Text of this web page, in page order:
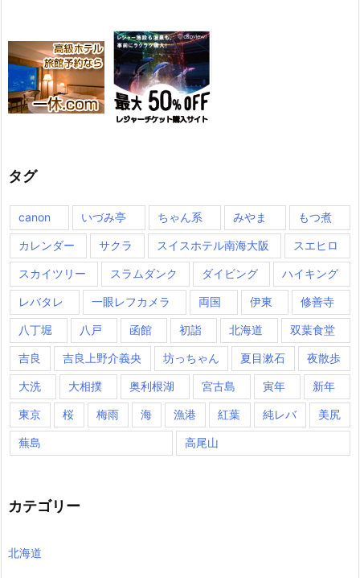
タグ
canon いづみ亭 ちゃん系 みやま もつ煮
カレンダー サクラ スイスホテル南海大阪 スエヒロ
スカイツリー スラムダンク ダイビング ハイキング
レバタレ 一眼レフカメラ 両国 伊東 修善寺
八丁堀 八戸 函館 初詣 北海道 双葉食堂
吉良 吉良上野介義央 坊っちゃん 夏目漱石 夜散歩
大洗 大相撲 奥利根湖 宮古島 寅年 新年
東京 桜 梅雨 海 漁港 紅葉 純レバ 美尻
蕪島 高尾山
カテゴリー
北海道